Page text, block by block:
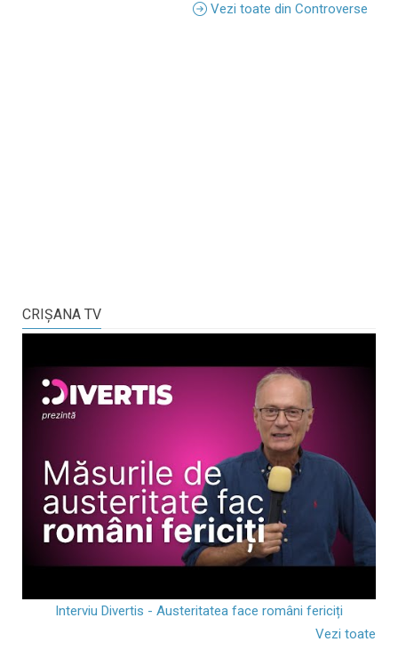
Vezi toate din Controverse
CRIŞANA TV
Interviu Divertis - Austeritatea face români fericiți
Vezi toate